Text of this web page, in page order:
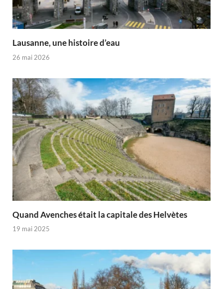
Lausanne, une histoire d’eau
26 mai 2026
Quand Avenches était la capitale des Helvètes
19 mai 2025